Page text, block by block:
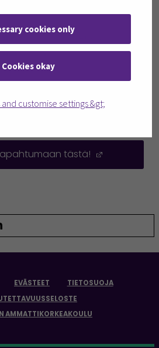
cookies only
Cookies okay
customise settings &gt;
tästä!
EVÄSTEET
TIETOSUOJA
AMMATTIKORKEAKOULU